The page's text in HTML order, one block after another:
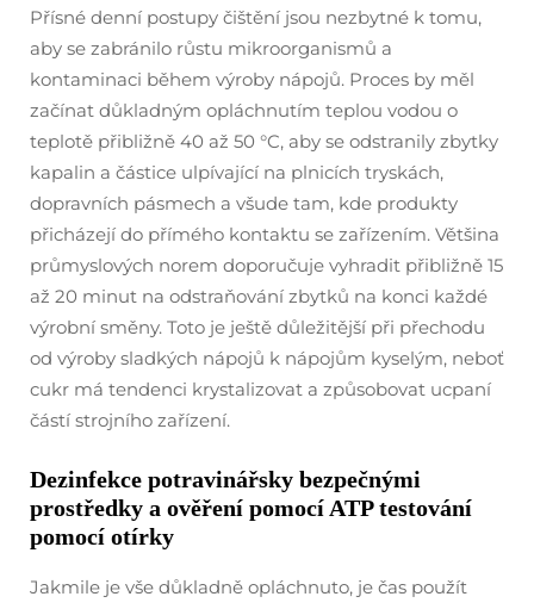
Přísné denní postupy čištění jsou nezbytné k tomu,
aby se zabránilo růstu mikroorganismů a
kontaminaci během výroby nápojů. Proces by měl
začínat důkladným opláchnutím teplou vodou o
teplotě přibližně 40 až 50 °C, aby se odstranily zbytky
kapalin a částice ulpívající na plnicích tryskách,
dopravních pásmech a všude tam, kde produkty
přicházejí do přímého kontaktu se zařízením. Většina
průmyslových norem doporučuje vyhradit přibližně 15
až 20 minut na odstraňování zbytků na konci každé
výrobní směny. Toto je ještě důležitější při přechodu
od výroby sladkých nápojů k nápojům kyselým, neboť
cukr má tendenci krystalizovat a způsobovat ucpaní
částí strojního zařízení.
Dezinfekce potravinářsky bezpečnými
prostředky a ověření pomocí ATP testování
pomocí otírky
Jakmile je vše důkladně opláchnuto, je čas použít